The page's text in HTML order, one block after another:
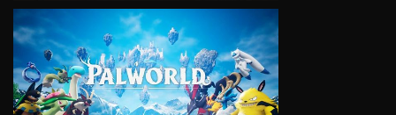
VIEW